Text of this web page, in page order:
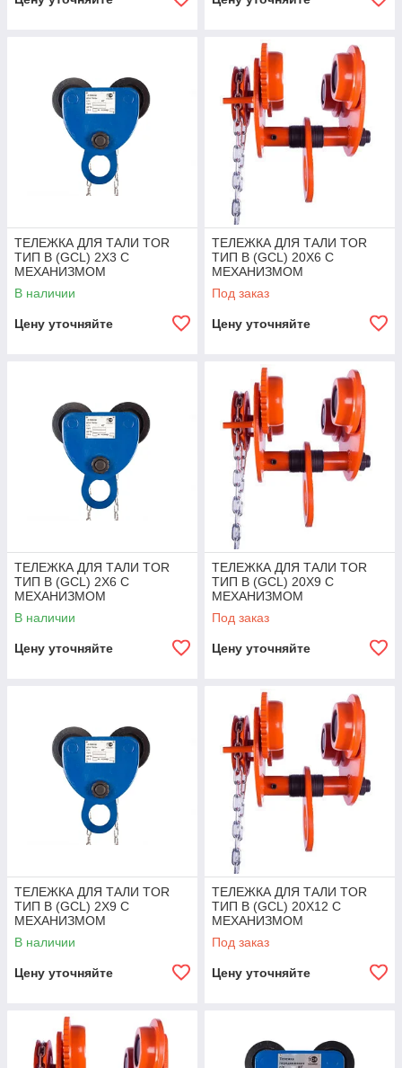
ТЕЛЕЖКА ДЛЯ ТАЛИ TOR
ТИП В (GCL) 2Х3 С
МЕХАНИЗМОМ
ПЕРЕДВИЖЕНИЯ
В наличии
Цену уточняйте
ТЕЛЕЖКА ДЛЯ ТАЛИ TOR
ТИП В (GCL) 20Х6 С
МЕХАНИЗМОМ
ПЕРЕДВИЖЕНИЯ
Под заказ
Цену уточняйте
ТЕЛЕЖКА ДЛЯ ТАЛИ TOR
ТИП В (GCL) 2Х6 С
МЕХАНИЗМОМ
ПЕРЕДВИЖЕНИЯ
В наличии
Цену уточняйте
ТЕЛЕЖКА ДЛЯ ТАЛИ TOR
ТИП В (GCL) 20Х9 С
МЕХАНИЗМОМ
ПЕРЕДВИЖЕНИЯ
Под заказ
Цену уточняйте
ТЕЛЕЖКА ДЛЯ ТАЛИ TOR
ТИП В (GCL) 2Х9 С
МЕХАНИЗМОМ
ПЕРЕДВИЖЕНИЯ
В наличии
Цену уточняйте
ТЕЛЕЖКА ДЛЯ ТАЛИ TOR
ТИП В (GCL) 20Х12 С
МЕХАНИЗМОМ
ПЕРЕДВИЖЕНИЯ
Под заказ
Цену уточняйте